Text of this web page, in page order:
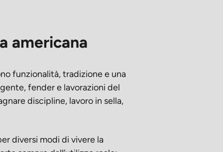
americana
funzionalità, tradizione e una
fender e lavorazioni del
discipline, lavoro in sella,
diversi modi di vivere la